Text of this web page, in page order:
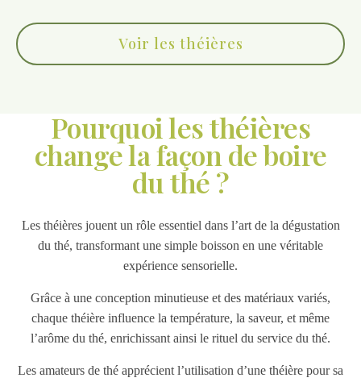
Voir les théières
Pourquoi les théières
change la façon de boire
du thé ?
Les théières jouent un rôle essentiel dans l’art de la dégustation
du thé, transformant une simple boisson en une véritable
expérience sensorielle.
Grâce à une conception minutieuse et des matériaux variés,
chaque théière influence la température, la saveur, et même
l’arôme du thé, enrichissant ainsi le rituel du service du thé.
Les amateurs de thé apprécient l’utilisation d’une théière pour sa